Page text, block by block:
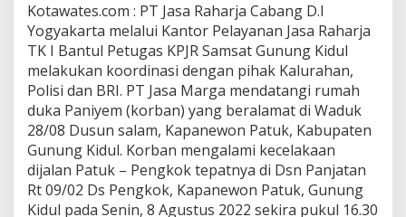
Kotawates.com : PT Jasa Raharja Cabang D.I
Yogyakarta melalui Kantor Pelayanan Jasa Raharja
TK I Bantul Petugas KPJR Samsat Gunung Kidul
melakukan koordinasi dengan pihak Kalurahan,
Polisi dan BRI. PT Jasa Marga mendatangi rumah
duka Paniyem (korban) yang beralamat di Waduk
28/08 Dusun salam, Kapanewon Patuk, Kabupaten
Gunung Kidul. Korban mengalami kecelakaan
dijalan Patuk – Pengkok tepatnya di Dsn Panjatan
Rt 09/02 Ds Pengkok, Kapanewon Patuk, Gunung
Kidul pada Senin, 8 Agustus 2022 sekira pukul 16.30